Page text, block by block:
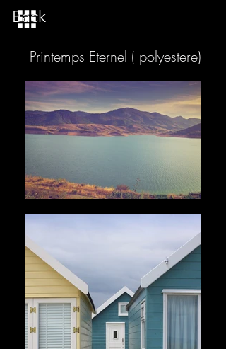
Back
Printemps Eternel ( polyestere)